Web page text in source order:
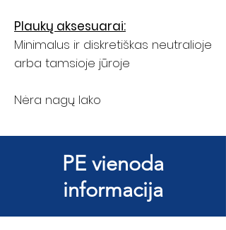
Plaukų aksesuarai:
Minimalus ir diskretiškas neutralioje
arba tamsioje jūroje
Nėra nagų lako
PE vienoda
informacija